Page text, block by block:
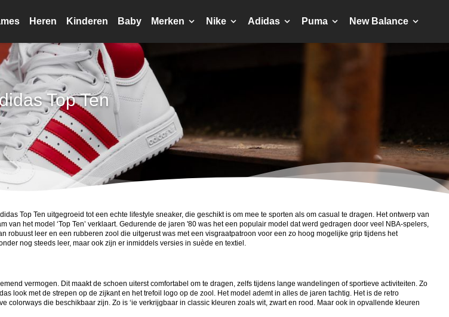
Heren Kinderen Baby Merken Nike Adidas Puma New Balance
Top Ten
Top Ten uitgegroeid tot een echte lifestyle sneaker, die geschikt is om mee te sporten als om casual te dragen. Het ontwerp van
het model ‘Top Ten’ verklaart. Gedurende de jaren '80 was het een populair model dat werd gedragen door veel NBA-spelers,
leer en een rubberen zool die uitgerust was met een visgraatpatroon voor een zo hoog mogelijke grip tijdens het
nog steeds leer, maar ook zijn er inmiddels versies in suède en textiel.
vermogen. Dit maakt de schoen uiterst comfortabel om te dragen, zelfs tijdens lange wandelingen of sportieve activiteiten. Zo
look met de strepen op de zijkant en het trefoil logo op de zool. Het model ademt in alles de jaren tachtig. Het is de retro
die beschikbaar zijn. Zo is ‘ie verkrijgbaar in classic kleuren zoals wit, zwart en rood. Maar ook in opvallende kleuren